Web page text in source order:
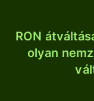
RON
olyan